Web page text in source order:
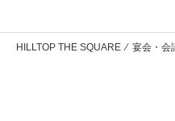
HILLTOP THE SQUARE ⁄ 宴会・会